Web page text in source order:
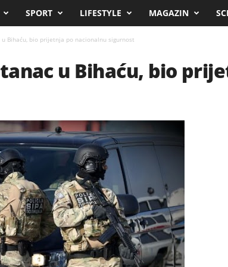
SPORT LIFESTYLE MAGAZIN
u Bihaću, bio prijetnja po nacionalnu sigurnost
u Bihaću, bio